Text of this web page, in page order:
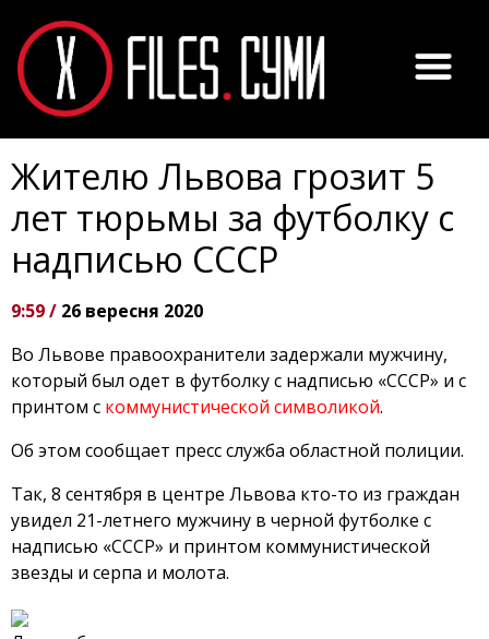
Жителю Львова грозит 5
лет тюрьмы за футболку с
надписью СССР
9:59 / 26 вересня 2020
Во Львове правоохранители задержали мужчину,
который был одет в футболку с надписью «СССР» и с
принтом с коммунистической символикой.
Об этом сообщает пресс служба областной полиции.
Так, 8 сентября в центре Львова кто-то из граждан
увидел 21-летнего мужчину в черной футболке с
надписью «СССР» и принтом коммунистической
звезды и серпа и молота.